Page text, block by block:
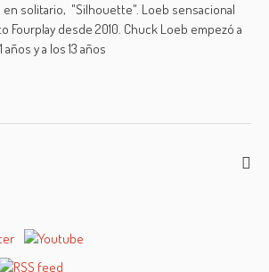
en solitario, "Silhouette". Loeb sensacional
Fourplay desde 2010. Chuck Loeb empezó a
años y a los 13 años